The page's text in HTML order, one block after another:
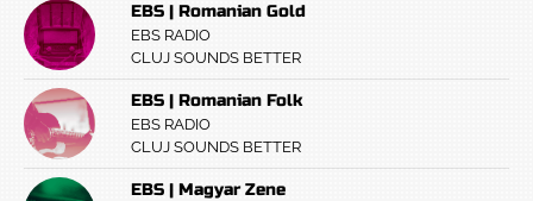
EBS | Romanian Gold
EBS RADIO
CLUJ SOUNDS BETTER
EBS | Romanian Folk
EBS RADIO
CLUJ SOUNDS BETTER
EBS | Magyar Zene